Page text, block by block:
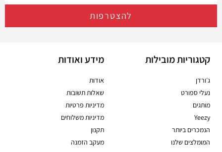
להצטרפות
קטגוריות מובילות
ג׳ורדן
נעלי ספורט
מותגים
Yeezy
הנמכרים ביותר
המומלצים שלנו
מידע ואודות
אודות
שאלות תשובות
מדיניות פרטיות
מדיניות משלוחים
תקנון
מעקב הזמנה